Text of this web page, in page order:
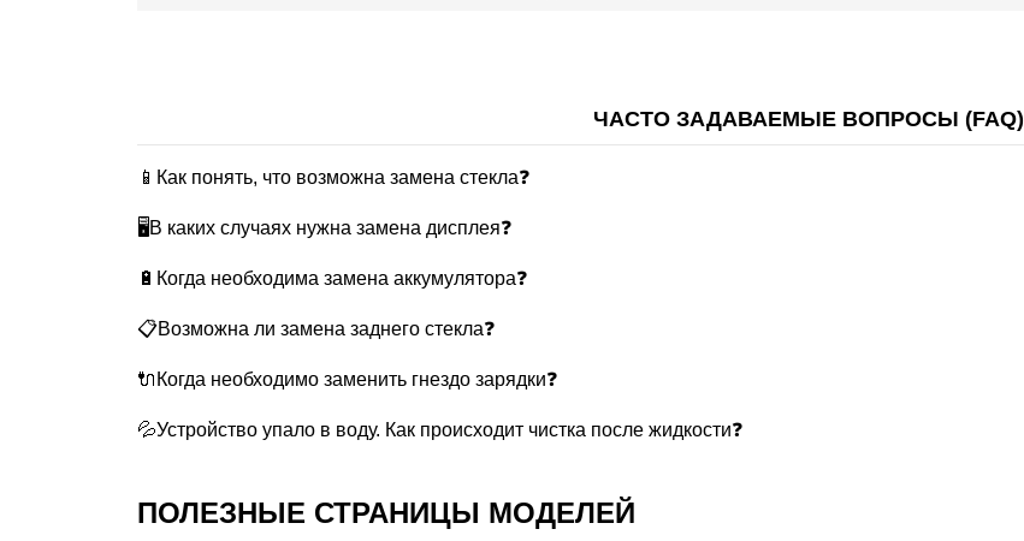
ЧАСТО ЗАДАВАЕМЫЕ ВОПРОСЫ (FAQ)
📱Как понять, что возможна замена стекла❓
🖥В каких случаях нужна замена дисплея❓
🔋Когда необходима замена аккумулятора❓
📋Возможна ли замена заднего стекла❓
🔌Когда необходимо заменить гнездо зарядки❓
💦Устройство упало в воду. Как происходит чистка после жидкости❓
ПОЛЕЗНЫЕ СТРАНИЦЫ МОДЕЛЕЙ